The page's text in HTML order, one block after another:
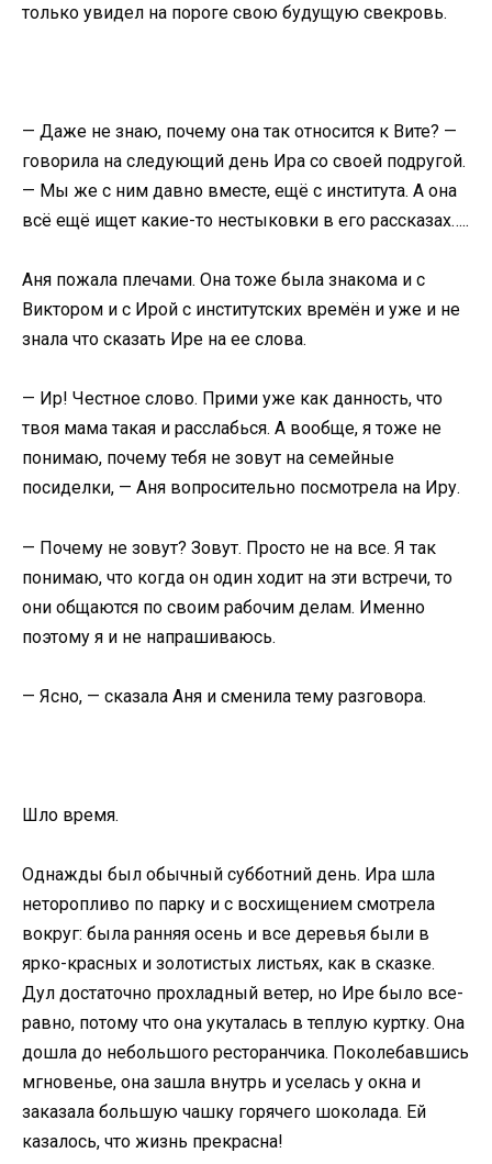
только увидел на пороге свою будущую свекровь.
— Даже не знаю, почему она так относится к Вите? —
говорила на следующий день Ира со своей подругой.
— Мы же с ним давно вместе, ещё с института. А она
всё ещё ищет какие-то нестыковки в его рассказах…..
Аня пожала плечами. Она тоже была знакома и с
Виктором и с Ирой с институтских времён и уже и не
знала что сказать Ире на ее слова.
— Ир! Честное слово. Прими уже как данность, что
твоя мама такая и расслабься. А вообще, я тоже не
понимаю, почему тебя не зовут на семейные
посиделки, — Аня вопросительно посмотрела на Иру.
— Почему не зовут? Зовут. Просто не на все. Я так
понимаю, что когда он один ходит на эти встречи, то
они общаются по своим рабочим делам. Именно
поэтому я и не напрашиваюсь.
— Ясно, — сказала Аня и сменила тему разговора.
Шло время.
Однажды был обычный субботний день. Ира шла
неторопливо по парку и с восхищением смотрела
вокруг: была ранняя осень и все деревья были в
ярко-красных и золотистых листьях, как в сказке.
Дул достаточно прохладный ветер, но Ире было все-
равно, потому что она укуталась в теплую куртку. Она
дошла до небольшого ресторанчика. Поколебавшись
мгновенье, она зашла внутрь и уселась у окна и
заказала большую чашку горячего шоколада. Ей
казалось, что жизнь прекрасна!